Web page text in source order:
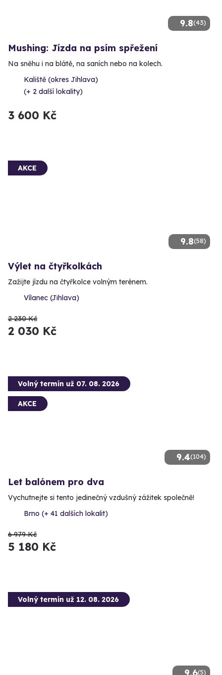
9.8(43)
Mushing: Jízda na psím spřežení
Na sněhu i na blátě, na saních nebo na kolech.
Kaliště (okres Jihlava)
(+ 2 další lokality)
3 600 Kč
9.8(58)
AKCE
Výlet na čtyřkolkách
Zažijte jízdu na čtyřkolce volným terénem.
Vílanec (Jihlava)
2 230 Kč
2 030 Kč
9.4(104)
Volný termín už 07. 08. 2026
AKCE
Let balónem pro dva
Vychutnejte si tento jedinečný vzdušný zážitek společně!
Brno (+ 41 dalších lokalit)
6 979 Kč
5 180 Kč
9.6(5)
Volný termín už 12. 08. 2026